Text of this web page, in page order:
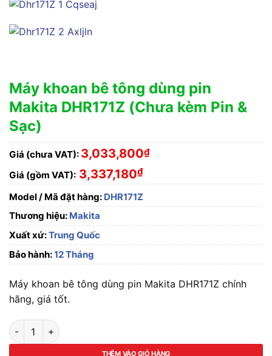
Máy khoan bê tông dùng pin
Makita DHR171Z (Chưa kèm Pin &
Sạc)
Giá (chưa VAT): 3,033,800₫
Giá (gồm VAT): 3,337,180₫
Model / Mã đặt hàng: DHR171Z
Thương hiệu: Makita
Xuất xứ:Trung Quốc
Bảo hành:12 Tháng
Máy khoan bê tông dùng pin Makita DHR171Z chính
hãng, giá tốt.
Máy khoan bê tông dùng pin Makita DHR171Z (Chưa kèm Pin
THÊM VÀO GIỎ HÀNG